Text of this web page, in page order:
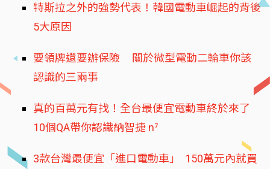
特斯拉之外的強勢代表！韓國電動車崛起的背後
5大原因
要領牌還要辦保險 關於微型電動二輪車你該
認識的三兩事
真的百萬元有找！全台最便宜電動車終於來了
10個QA帶你認識納智捷 n⁷
3款台灣最便宜「進口電動車」 150萬元內就買